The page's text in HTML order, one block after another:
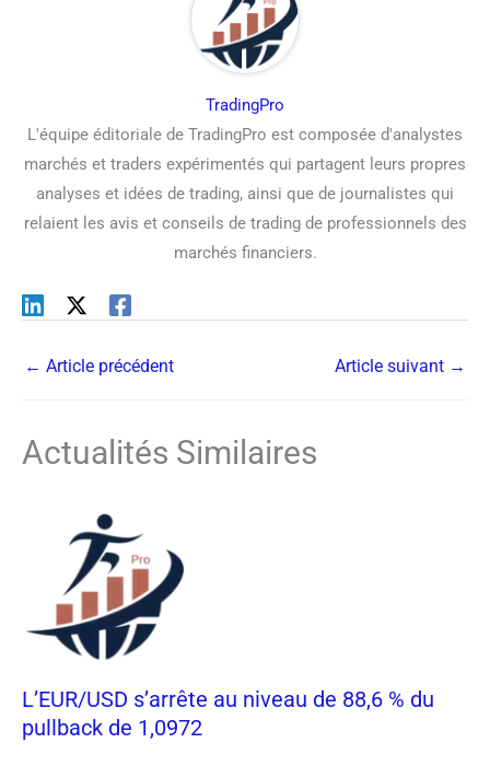
TradingPro
L'équipe éditoriale de TradingPro est composée d'analystes
marchés et traders expérimentés qui partagent leurs propres
analyses et idées de trading, ainsi que de journalistes qui
relaient les avis et conseils de trading de professionnels des
marchés financiers.
← Article précédent Article suivant →
Actualités Similaires
L’EUR/USD s’arrête au niveau de 88,6 % du
pullback de 1,0972